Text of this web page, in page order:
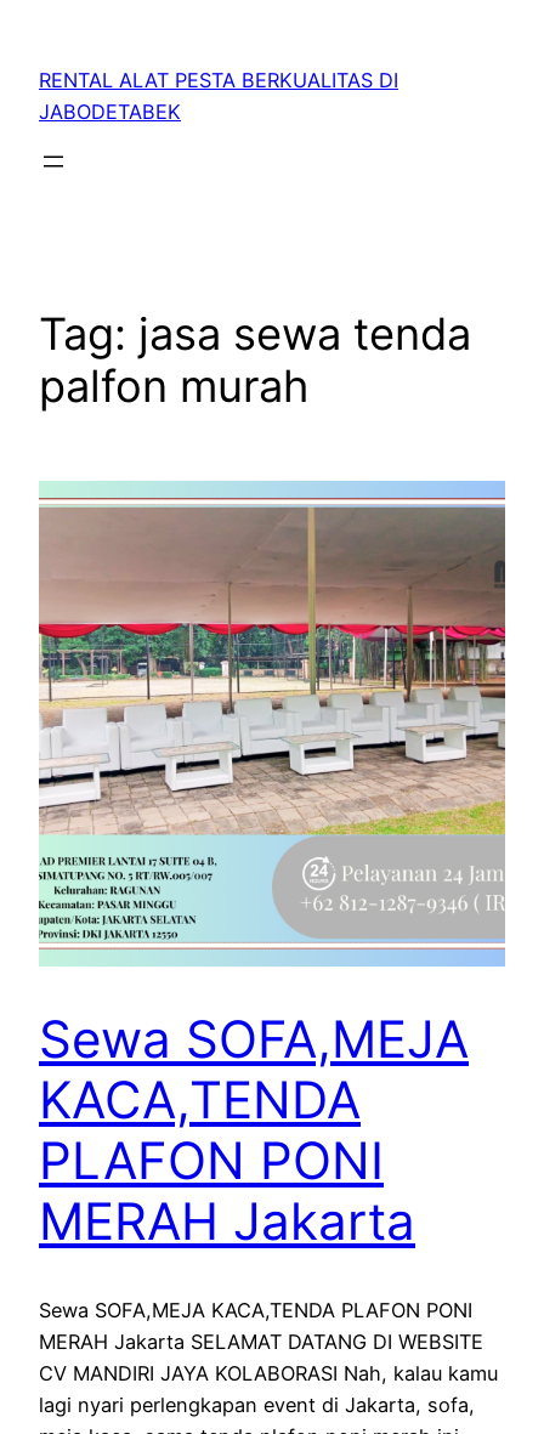
RENTAL ALAT PESTA BERKUALITAS DI
JABODETABEK
Tag: jasa sewa tenda
palfon murah
Sewa SOFA,MEJA
KACA,TENDA
PLAFON PONI
MERAH Jakarta
Sewa SOFA,MEJA KACA,TENDA PLAFON PONI
MERAH Jakarta SELAMAT DATANG DI WEBSITE
CV MANDIRI JAYA KOLABORASI Nah, kalau kamu
lagi nyari perlengkapan event di Jakarta, sofa,